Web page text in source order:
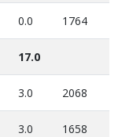
0.0 1764
17.0
3.0 2068
3.0 1658